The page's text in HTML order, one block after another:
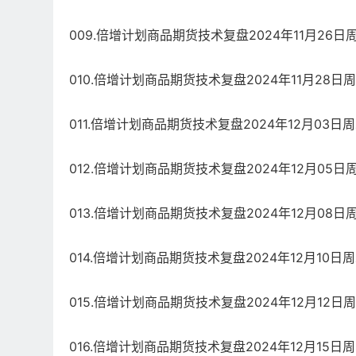
009.倍增计划商品期货技术复盘2024年11月26日
010.倍增计划商品期货技术复盘2024年11月28日
011.倍增计划商品期货技术复盘2024年12月03日
012.倍增计划商品期货技术复盘2024年12月05日
013.倍增计划商品期货技术复盘2024年12月08日
014.倍增计划商品期货技术复盘2024年12月10日
015.倍增计划商品期货技术复盘2024年12月12日
016.倍增计划商品期货技术复盘2024年12月15日